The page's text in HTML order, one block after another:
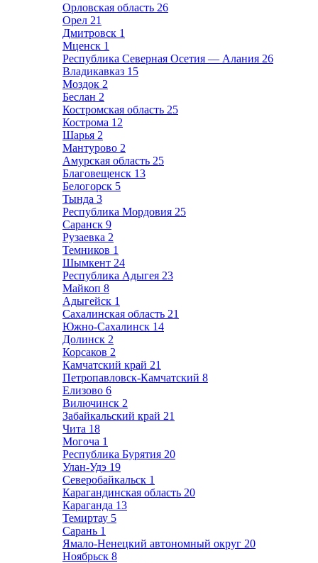
Орловская область 26
Орел 21
Дмитровск 1
Мценск 1
Республика Северная Осетия — Алания 26
Владикавказ 15
Моздок 2
Беслан 2
Костромская область 25
Кострома 12
Шарья 2
Мантурово 2
Амурская область 25
Благовещенск 13
Белогорск 5
Тында 3
Республика Мордовия 25
Саранск 9
Рузаевка 2
Темников 1
Шымкент 24
Республика Адыгея 23
Майкоп 8
Адыгейск 1
Сахалинская область 21
Южно-Сахалинск 14
Долинск 2
Корсаков 2
Камчатский край 21
Петропавловск-Камчатский 8
Елизово 6
Вилючинск 2
Забайкальский край 21
Чита 18
Могоча 1
Республика Бурятия 20
Улан-Удэ 19
Северобайкальск 1
Карагандинская область 20
Караганда 13
Темиртау 5
Сарань 1
Ямало-Ненецкий автономный округ 20
Ноябрьск 8